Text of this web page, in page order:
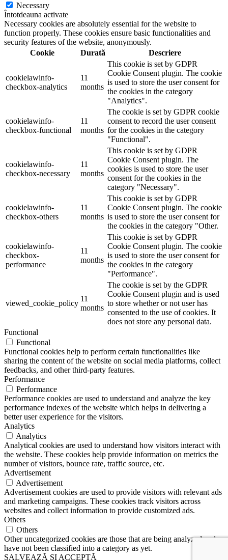
Necessary
Întotdeauna activate
Necessary cookies are absolutely essential for the website to
function properly. These cookies ensure basic functionalities and
security features of the website, anonymously.
Cookie
Durată Descriere
cookielawinfo-
checkbox-analytics
11
months
This cookie is set by GDPR
Cookie Consent plugin. The cookie
is used to store the user consent for
the cookies in the category
"Analytics".
cookielawinfo-
checkbox-functional
11
months
The cookie is set by GDPR cookie
consent to record the user consent
for the cookies in the category
"Functional".
cookielawinfo-
checkbox-necessary
11
months
This cookie is set by GDPR
Cookie Consent plugin. The
cookies is used to store the user
consent for the cookies in the
category "Necessary".
cookielawinfo-
checkbox-others
11
months
This cookie is set by GDPR
Cookie Consent plugin. The cookie
is used to store the user consent for
the cookies in the category "Other.
cookielawinfo-
checkbox-
performance
11
months
This cookie is set by GDPR
Cookie Consent plugin. The cookie
is used to store the user consent for
the cookies in the category
"Performance".
viewed_cookie_policy
11
months
The cookie is set by the GDPR
Cookie Consent plugin and is used
to store whether or not user has
consented to the use of cookies. It
does not store any personal data.
Functional
Functional
Functional cookies help to perform certain functionalities like
sharing the content of the website on social media platforms, collect
feedbacks, and other third-party features.
Performance
Performance
Performance cookies are used to understand and analyze the key
performance indexes of the website which helps in delivering a
better user experience for the visitors.
Analytics
Analytics
Analytical cookies are used to understand how visitors interact with
the website. These cookies help provide information on metrics the
number of visitors, bounce rate, traffic source, etc.
Advertisement
Advertisement
Advertisement cookies are used to provide visitors with relevant ads
and marketing campaigns. These cookies track visitors across
websites and collect information to provide customized ads.
Others
Others
Other uncategorized cookies are those that are being analyzed and
have not been classified into a category as yet.
SALVEAZĂ ȘI ACCEPTĂ